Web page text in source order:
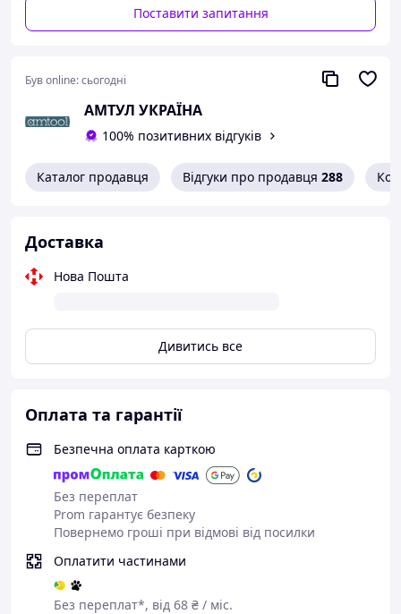
Поставити запитання
Був online:сьогодні
АМТУЛ УКРАЇНА
100% позитивних відгуків
Каталог продавця Відгуки про продавця 288
Доставка
Нова Пошта
Дивитись все
Оплата та гарантії
Безпечна оплата карткою
Без переплат
Prom гарантує безпеку
Повернемо гроші при відмові від посилки
Оплатити частинами
Без переплат*, від 68 ₴ / міс.